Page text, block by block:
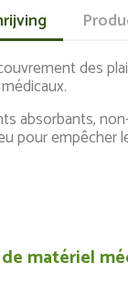
des
absorbants,
pour empêcher
matériel